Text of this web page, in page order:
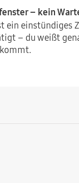
– kein
ein einstündiges
– du weißt